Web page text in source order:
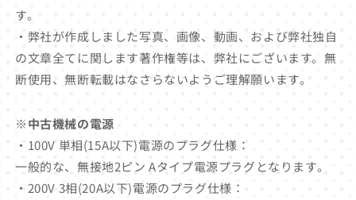
す。
・弊社が作成しました写真、画像、動画、および弊社独自
の文章全てに関します著作権等は、弊社にございます。無
断使用、無断転載はなさらないようご理解願います。
※中古機械の電源
・100V 単相(15A以下)電源のプラグ仕様：
一般的な、無接地2ピン Aタイプ電源プラグとなります。
・200V 3相(20A以下)電源のプラグ仕様：